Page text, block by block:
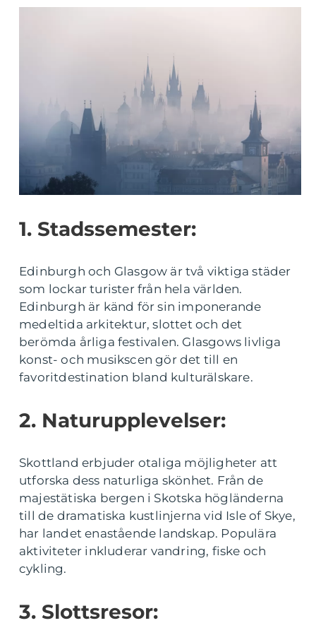
1. Stadssemester:
Edinburgh och Glasgow är två viktiga städer
som lockar turister från hela världen.
Edinburgh är känd för sin imponerande
medeltida arkitektur, slottet och det
berömda årliga festivalen. Glasgows livliga
konst- och musikscen gör det till en
favoritdestination bland kulturälskare.
2. Naturupplevelser:
Skottland erbjuder otaliga möjligheter att
utforska dess naturliga skönhet. Från de
majestätiska bergen i Skotska högländerna
till de dramatiska kustlinjerna vid Isle of Skye,
har landet enastående landskap. Populära
aktiviteter inkluderar vandring, fiske och
cykling.
3. Slottsresor: